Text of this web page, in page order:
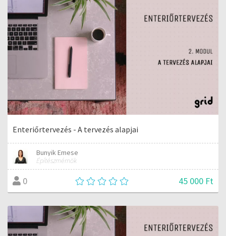
Enteriőrtervezés - A tervezés alapjai
Bunyik Emese
Építészmérnök
0 45 000 Ft